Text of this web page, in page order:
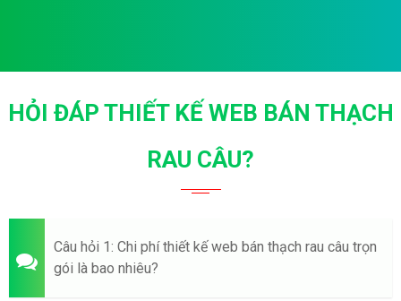
HỎI ĐÁP THIẾT KẾ WEB BÁN THẠCH
RAU CÂU?
Câu hỏi 1: Chi phí thiết kế web bán thạch rau câu trọn
gói là bao nhiêu?